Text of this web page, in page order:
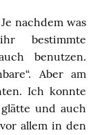
nachdem was
bestimmte
benutzen.
Aber am
Ich konnte
und auch
allem in den